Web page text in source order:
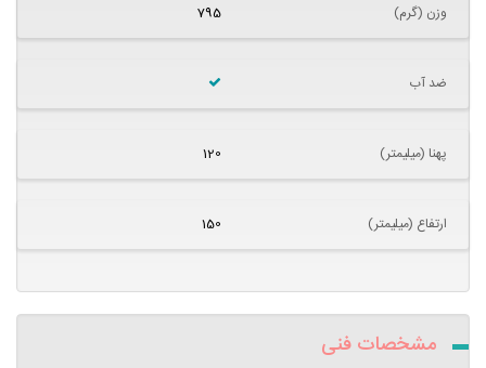
وزن (گرم) 795
ضد آب
پهنا (میلیمتر) 120
ارتفاع (میلیمتر) 150
مشخصات فنی